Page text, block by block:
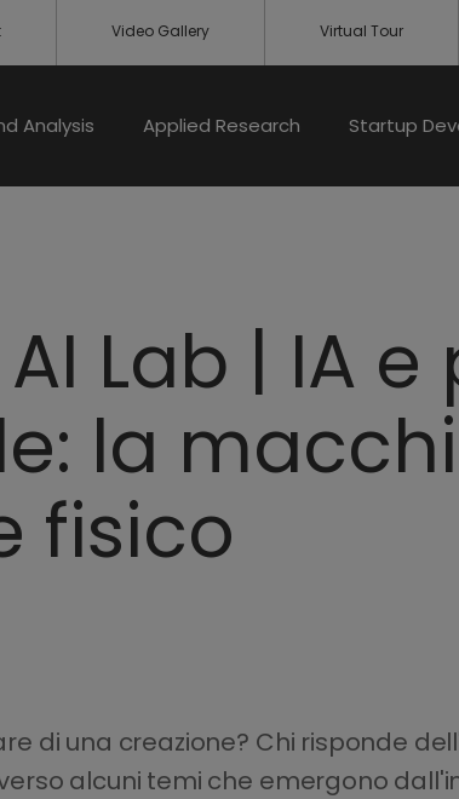
Video Gallery Virtual Tour
Analysis Applied Research Startup
Lab | IA
la
fisico
di una creazione? Chi risponde
alcuni temi che emergono